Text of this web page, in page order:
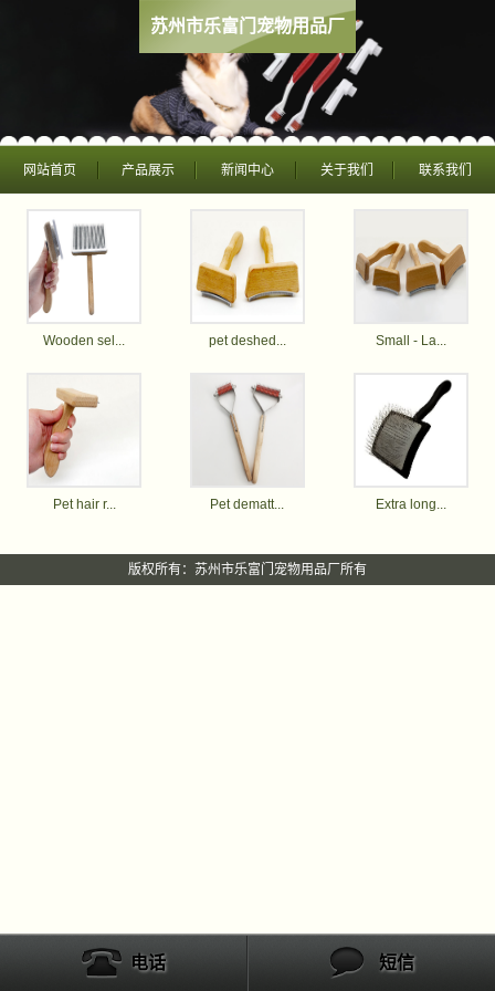
苏州市乐富门宠物用品厂
网站首页 产品展示 新闻中心 关于我们 联系我们
Wooden sel... pet deshed... Small - La...
Pet hair r... Pet dematt... Extra long...
版权所有：苏州市乐富门宠物用品厂所有
电话 短信